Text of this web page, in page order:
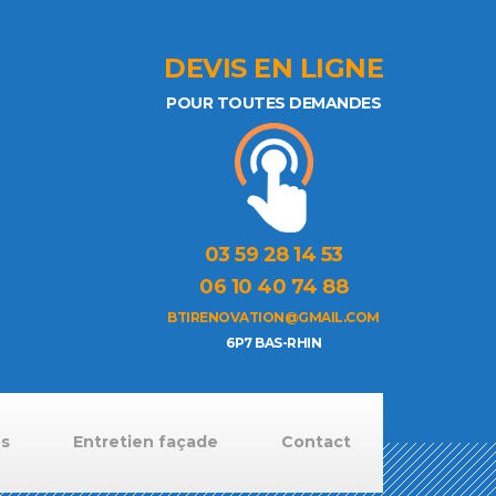
DEVIS EN LIGNE
POUR TOUTES DEMANDES
03 59 28 14 53
06 10 40 74 88
BTIRENOVATION@GMAIL.COM
6P7 BAS-RHIN
Entretien façade Contact